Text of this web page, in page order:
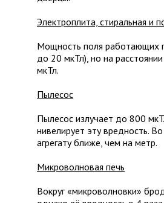
Электроплита, стиральная и
Мощность поля работающих
до 20 мкТл), но на
мкТл.
Пылесос
Пылесос излучает до 800
нивелирует эту вредность.
агрегату ближе, чем на метр.
Микроволновая печь
Вокруг «микроволновки»